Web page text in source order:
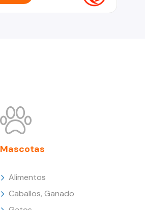
Mascotas
Alimentos
Caballos, Ganado